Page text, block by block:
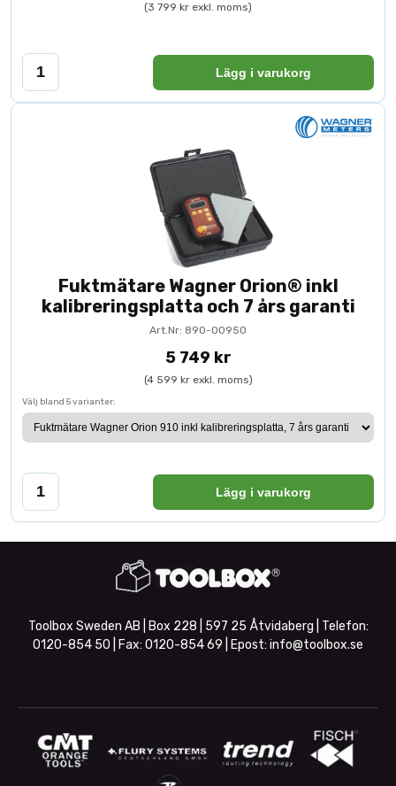
(3 799 kr exkl. moms)
Lägg i varukorg
Fuktmätare Wagner Orion® inkl
kalibreringsplatta och 7 års garanti
Art.Nr: 890-00950
5 749 kr
(4 599 kr exkl. moms)
Välj bland 5 varianter:
Lägg i varukorg
Toolbox Sweden AB | Box 228 | 597 25 Åtvidaberg | Telefon:
0120-854 50 | Fax: 0120-854 69 | Epost: info@toolbox.se